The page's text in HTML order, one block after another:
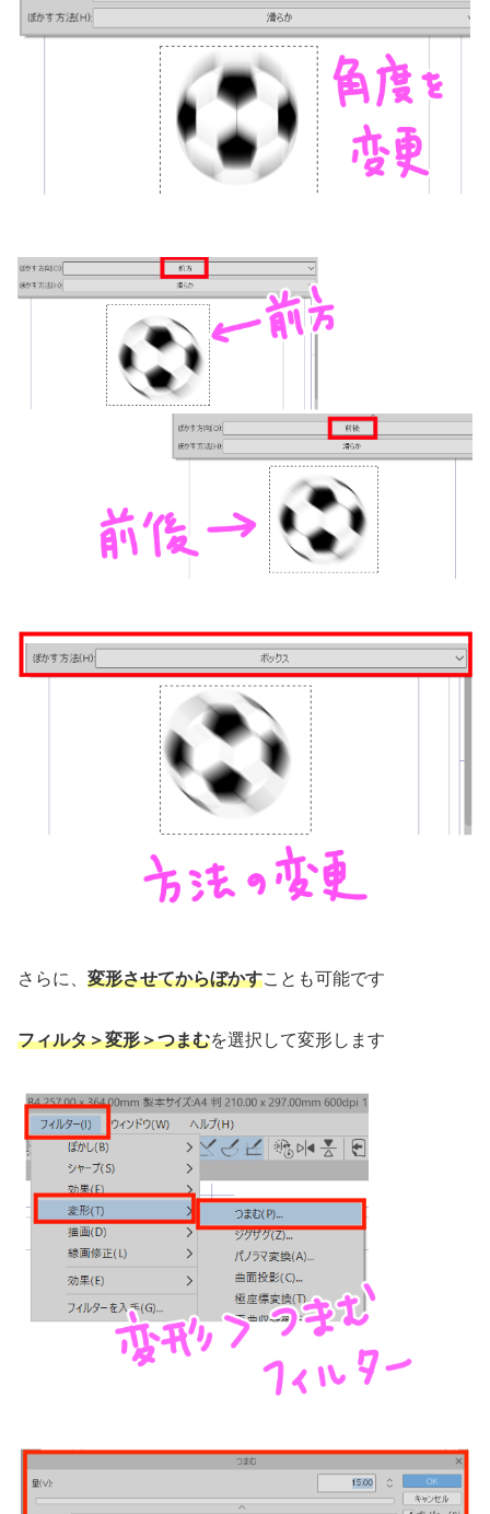
さらに、 変形させてからぼかすことも可能です
フィルタ＞変形＞つまむを選択して変形します